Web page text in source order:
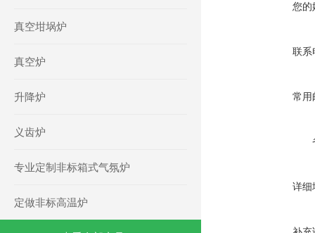
真空坩埚炉
真空炉
升降炉
义齿炉
专业定制非标箱式气氛炉
定做非标高温炉
您的
联系
常用
详细